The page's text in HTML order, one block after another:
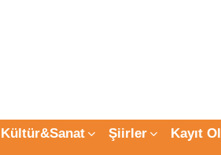
Kültür&Sanat Şiirler Kayıt Ol